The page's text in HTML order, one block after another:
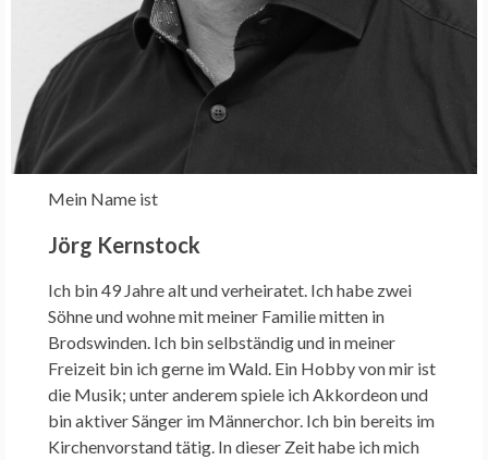
Mein Name ist
Jörg Kernstock
Ich bin 49 Jahre alt und verheiratet. Ich habe zwei
Söhne und wohne mit meiner Familie mitten in
Brodswinden. Ich bin selbständig und in meiner
Freizeit bin ich gerne im Wald. Ein Hobby von mir ist
die Musik; unter anderem spiele ich Akkordeon und
bin aktiver Sänger im Männerchor. Ich bin bereits im
Kirchenvorstand tätig. In dieser Zeit habe ich mich